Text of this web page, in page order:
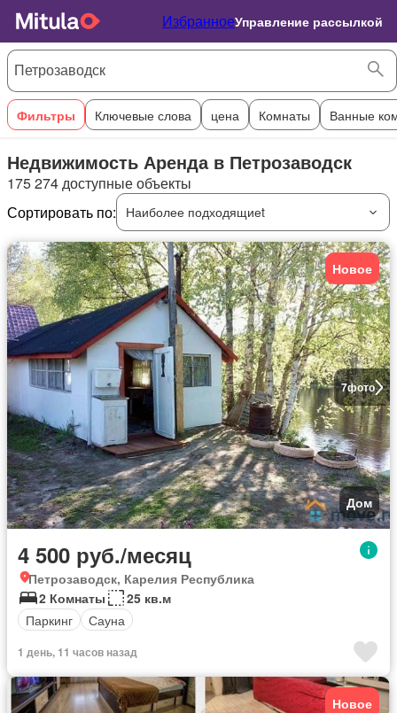
ИзбранноеУправление рассылкой
Фильтры Ключевые слова цена Комнаты Ванные
Недвижимость Аренда в Петрозаводск
175 274 доступные объекты
Сортировать по:
Наиболее подходящиеt
7фото
Новое
Дом
4 500 руб./месяц
Петрозаводск, Карелия Республика
2 Комнаты
25 кв.м
Паркинг
Сауна
1 день, 11 часов назад
Новое